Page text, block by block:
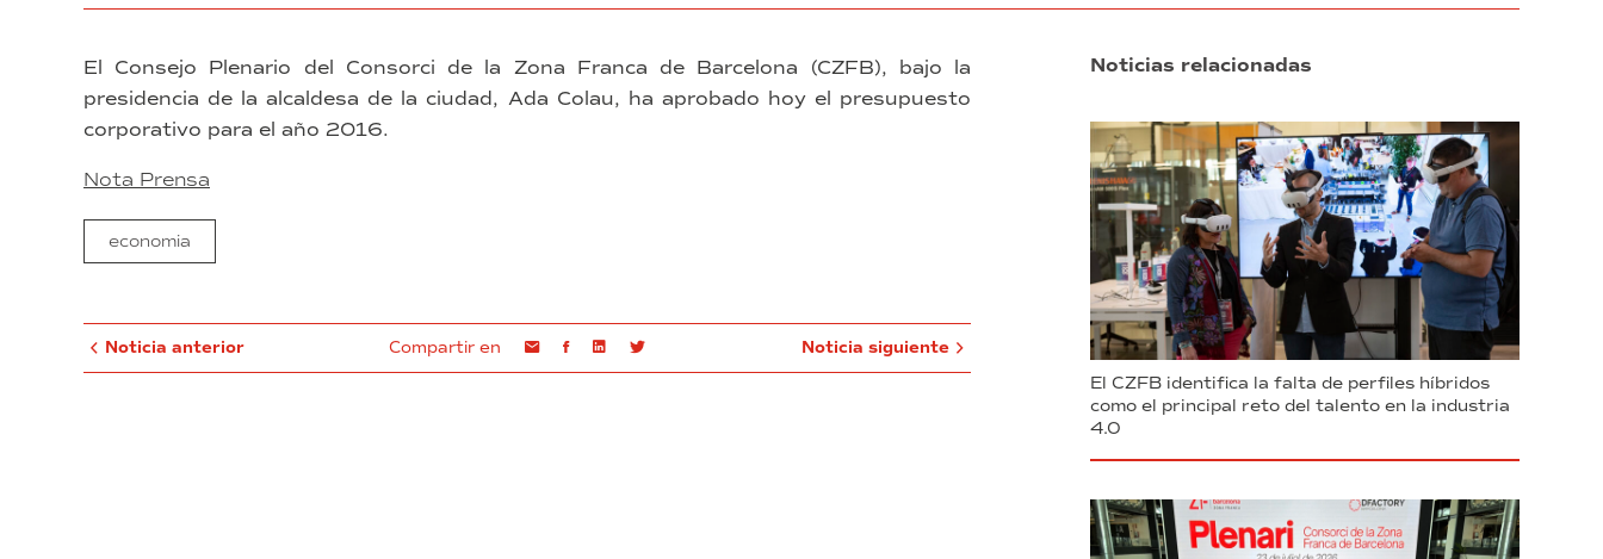
El Consejo Plenario del Consorci de la Zona Franca de Barcelona (CZFB), bajo la
presidencia de la alcaldesa de la ciudad, Ada Colau, ha aprobado hoy el presupuesto
corporativo para el año 2016.
Nota Prensa
economia
Noticia anterior Compartir en EmailFacebookLinkedin Noticia siguiente
Noticias relacionadas
El CZFB identifica la falta de perfiles híbridos
como el principal reto del talento en la industria
4.0